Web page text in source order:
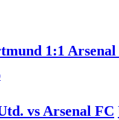
1:1
vs Arsenal FC